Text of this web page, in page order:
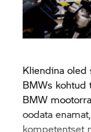
Kliendina oled
BMWs kohtud
BMW
oodata
kompetentset